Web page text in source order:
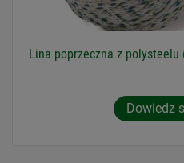
Lina poprzeczna z polysteelu
Dowiedz